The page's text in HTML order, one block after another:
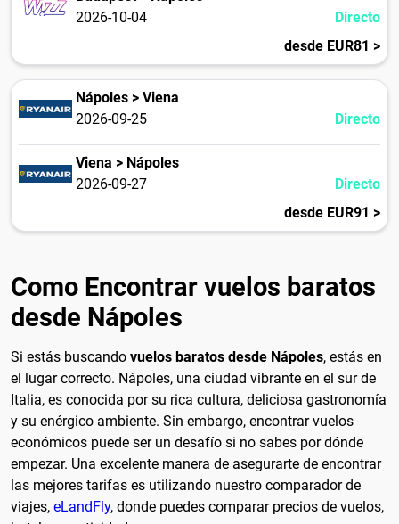
2026-10-04
Directo
desde EUR81 >
Nápoles > Viena
2026-09-25
Directo
Viena > Nápoles
2026-09-27
Directo
desde EUR91 >
Como Encontrar vuelos baratos
desde Nápoles
Si estás buscando vuelos baratos desde Nápoles, estás en
el lugar correcto. Nápoles, una ciudad vibrante en el sur de
Italia, es conocida por su rica cultura, deliciosa gastronomía
y su enérgico ambiente. Sin embargo, encontrar vuelos
económicos puede ser un desafío si no sabes por dónde
empezar. Una excelente manera de asegurarte de encontrar
las mejores tarifas es utilizando nuestro comparador de
viajes, eLandFly, donde puedes comparar precios de vuelos,